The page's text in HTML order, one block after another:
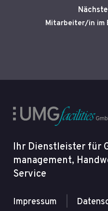
Mitarbeiter/in im
Ihr Dienstleister für
management,
Service
Impressum